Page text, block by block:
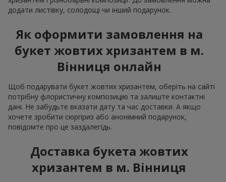
додати листівку, солодощі чи інший подарунок.
Як оформити замовлення на
букет жовтих хризантем в м.
Вінниця онлайн
Щоб подарувати букет жовтих хризантем, оберіть на сайті
потрібну флористичну композицію та залиште контактні
дані. Не забудьте вказати дату та час доставки. А якщо
хочете зробити сюрприз або анонімний подарунок,
повідомте про це заздалегідь.
Доставка букета жовтих
хризантем в м. Вінниця